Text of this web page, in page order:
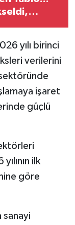
yılı birinci
verilerini
işaret
güçlü
ilk
göre
sanayi